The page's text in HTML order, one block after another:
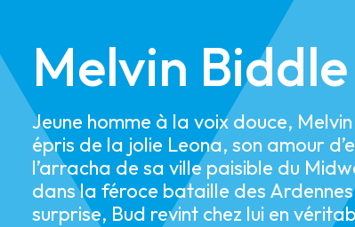
Melvin Biddle
Jeune homme à la voix douce,
épris de la jolie Leona, son amour
l’arracha de sa ville paisible du
dans la féroce bataille des
surprise, Bud revint chez lui en